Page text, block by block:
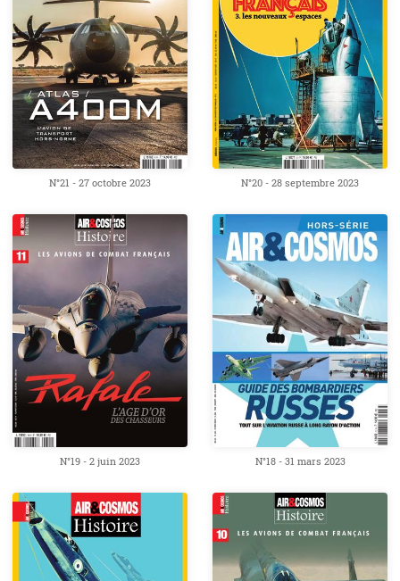
N°21 - 27 octobre 2023 N°20 - 28 septembre 2023
N°19 - 2 juin 2023 N°18 - 31 mars 2023